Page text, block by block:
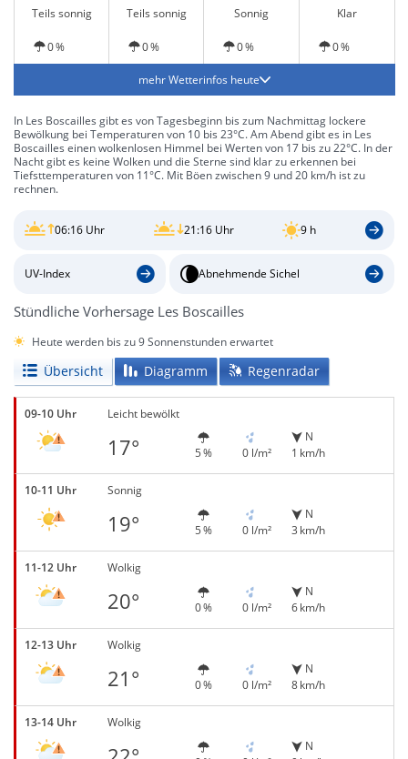
Teils sonnig
Teils sonnig Sonnig Klar
0 % 0 % 0 % 0 %
mehr Wetterinfos heute
In Les Boscailles gibt es von Tagesbeginn bis zum Nachmittag lockere
Bewölkung bei Temperaturen von 10 bis 23°C. Am Abend gibt es in Les
Boscailles einen wolkenlosen Himmel bei Werten von 17 bis zu 22°C. In der
Nacht gibt es keine Wolken und die Sterne sind klar zu erkennen bei
Tiefsttemperaturen von 11°C. Mit Böen zwischen 9 und 20 km/h ist zu
rechnen.
06:16 Uhr 21:16 Uhr 9 h
UV-Index Abnehmende Sichel
Stündliche Vorhersage Les Boscailles
Heute werden bis zu 9 Sonnenstunden erwartet
Übersicht Diagramm Regenradar
09-10 Uhr Leicht bewölkt
17° 5 % 0 l/m²
N
1 km/h
10-11 Uhr Sonnig
19° 5 % 0 l/m²
N
3 km/h
11-12 Uhr Wolkig
20° 0 % 0 l/m²
N
6 km/h
12-13 Uhr Wolkig
21° 0 % 0 l/m²
N
8 km/h
13-14 Uhr Wolkig
N